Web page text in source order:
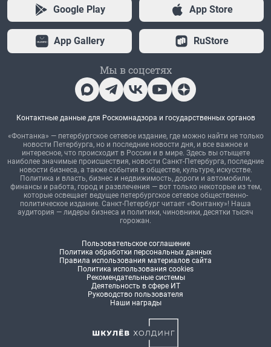
Google Play App Store
App Gallery RuStore
Мы в соцсетях
Контактные данные для Роскомнадзора и государственных органов
«Фонтанка» — петербургское сетевое издание, где можно найти не только
новости Петербурга, но и последние новости дня, и все важное и
интересное, что происходит в России и в мире. Здесь вы отыщете
наиболее значимые происшествия, новости Санкт-Петербурга, последние
новости бизнеса, а также события в обществе, культуре, искусстве.
Политика и власть, бизнес и недвижимость, дороги и автомобили,
финансы и работа, город и развлечения — вот только некоторые из тем,
которые освещает ведущее петербургское сетевое общественно-
политическое издание. Санкт-Петербург читает «Фонтанку»! Наша
аудитория — лидеры бизнеса и политики, чиновники, десятки тысяч
горожан.
Пользовательское соглашение
Политика обработки персональных данных
Правила использования материалов сайта
Политика использования cookies
Рекомендательные системы
Деятельность в сфере ИТ
Руководство пользователя
Наши награды